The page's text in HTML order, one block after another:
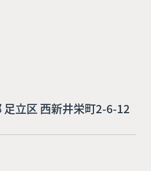
足立区 西新井栄町2-6-12